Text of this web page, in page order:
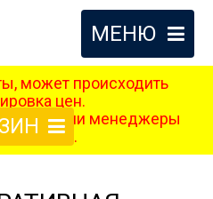
МЕНЮ
может происходить
цен.
наши менеджеры
с вами.